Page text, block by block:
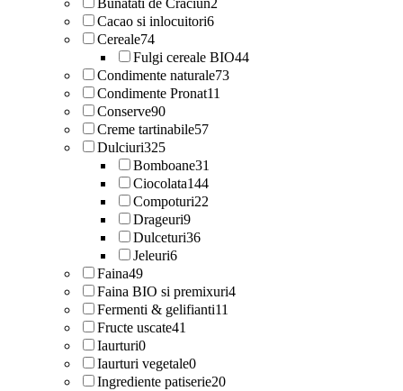
Bunatati de Craciun2
Cacao si inlocuitori6
Cereale74
Fulgi cereale BIO44
Condimente naturale73
Condimente Pronat11
Conserve90
Creme tartinabile57
Dulciuri325
Bomboane31
Ciocolata144
Compoturi22
Drageuri9
Dulceturi36
Jeleuri6
Faina49
Faina BIO si premixuri4
Fermenti & gelifianti11
Fructe uscate41
Iaurturi0
Iaurturi vegetale0
Ingrediente patiserie20